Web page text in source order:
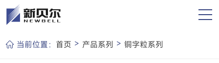
当前位置： 首页 > 产品系列 > 铜字粒系列